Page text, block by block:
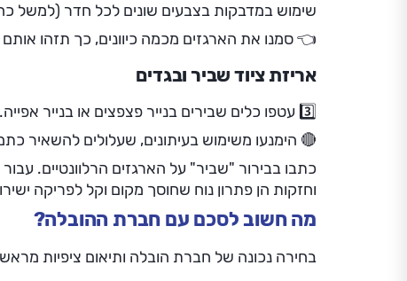
שימוש במדבקות בצבעים שונים לכל חדר (למשל
👈 סמנו את הארגזים מכמה כיוונים, כך תזהו
אריזת ציוד שביר ובגדים
3️⃣ עטפו כלים שבירים בנייר פצפצים או בנייר אפייה.
🔴 הימנעו משימוש בעיתונים, שעלולים להשאיר
כתבו בבירור "שביר" על הארגזים הרלוונטיים.
וחזקות הן פתרון נוח שחוסך מקום וקל לפריקה
מה חשוב לסכם עם חברת ההובלה?
בחירה נכונה של חברת הובלה ותיאום ציפיות